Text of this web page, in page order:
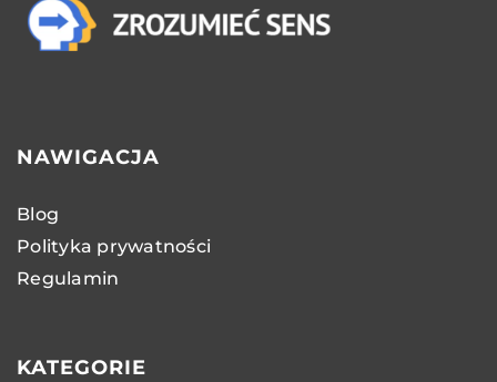
NAWIGACJA
Blog
Polityka prywatności
Regulamin
KATEGORIE